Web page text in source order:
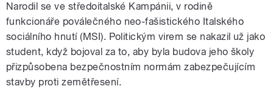
Narodil se ve středoitalské Kampánii, v rodině
funkcionáře poválečného neo-fašistického Italského
sociálního hnutí (MSI). Politickým virem se nakazil už jako
student, když bojoval za to, aby byla budova jeho školy
přizpůsobena bezpečnostním normám zabezpečujícím
stavby proti zemětřesení.